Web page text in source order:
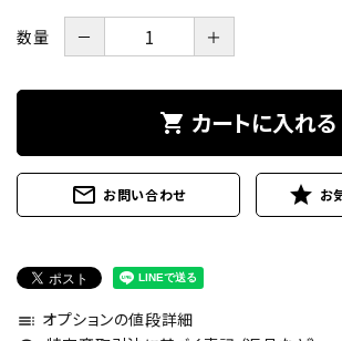
数量 － ＋
shopping_cart カートに入れる
mail_outline お問い合わせ star
toc オプションの値段詳細